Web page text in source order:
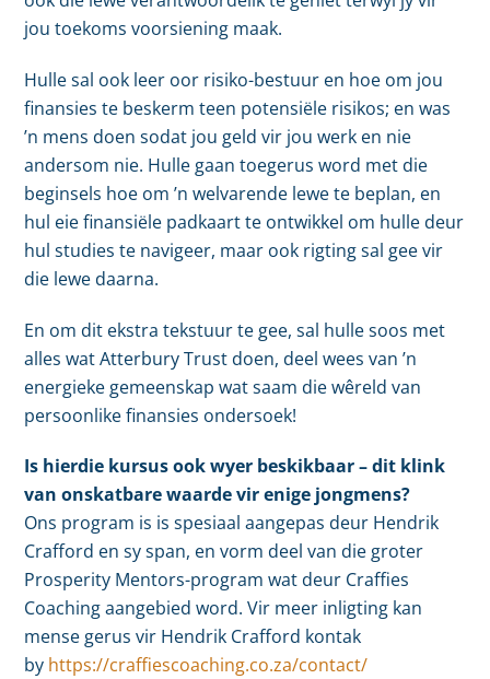
jou toekoms voorsiening maak.
Hulle sal ook leer oor risiko-bestuur en hoe om jou
finansies te beskerm teen potensiële risikos; en was
’n mens doen sodat jou geld vir jou werk en nie
andersom nie. Hulle gaan toegerus word met die
beginsels hoe om ’n welvarende lewe te beplan, en
hul eie finansiële padkaart te ontwikkel om hulle deur
hul studies te navigeer, maar ook rigting sal gee vir
die lewe daarna.
En om dit ekstra tekstuur te gee, sal hulle soos met
alles wat Atterbury Trust doen, deel wees van ’n
energieke gemeenskap wat saam die wêreld van
persoonlike finansies ondersoek!
Is hierdie kursus ook wyer beskikbaar – dit klink
van onskatbare waarde vir enige jongmens?
Ons program is is spesiaal aangepas deur Hendrik
Crafford en sy span, en vorm deel van die groter
Prosperity Mentors-program wat deur Craffies
Coaching aangebied word. Vir meer inligting kan
mense gerus vir Hendrik Crafford kontak
by https://craffiescoaching.co.za/contact/